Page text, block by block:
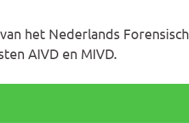
het Nederlands Forensisch
AIVD en MIVD.